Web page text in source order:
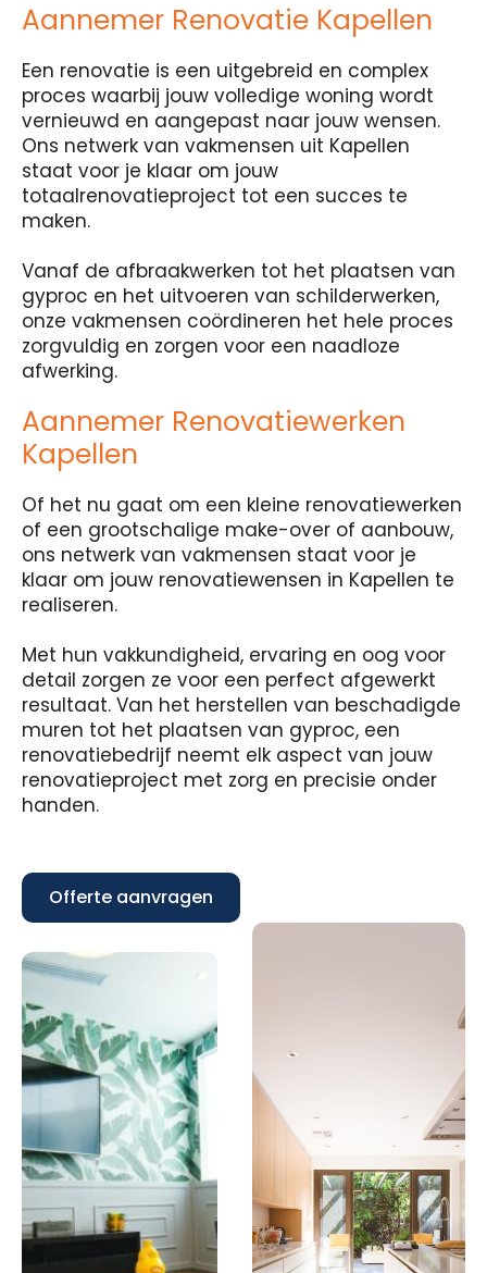
Aannemer Renovatie Kapellen
Een renovatie is een uitgebreid en complex
proces waarbij jouw volledige woning wordt
vernieuwd en aangepast naar jouw wensen.
Ons netwerk van vakmensen uit Kapellen
staat voor je klaar om jouw
totaalrenovatieproject tot een succes te
maken.
Vanaf de afbraakwerken tot het plaatsen van
gyproc en het uitvoeren van schilderwerken,
onze vakmensen coördineren het hele proces
zorgvuldig en zorgen voor een naadloze
afwerking.
Aannemer Renovatiewerken
Kapellen
Of het nu gaat om een kleine renovatiewerken
of een grootschalige make-over of aanbouw,
ons netwerk van vakmensen staat voor je
klaar om jouw renovatiewensen in Kapellen te
realiseren.
Met hun vakkundigheid, ervaring en oog voor
detail zorgen ze voor een perfect afgewerkt
resultaat. Van het herstellen van beschadigde
muren tot het plaatsen van gyproc, een
renovatiebedrijf neemt elk aspect van jouw
renovatieproject met zorg en precisie onder
handen.
Offerte aanvragen